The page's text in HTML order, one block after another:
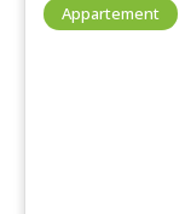
Appartement